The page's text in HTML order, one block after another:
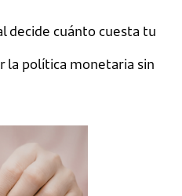
decide cuánto cuesta tu
la política monetaria sin